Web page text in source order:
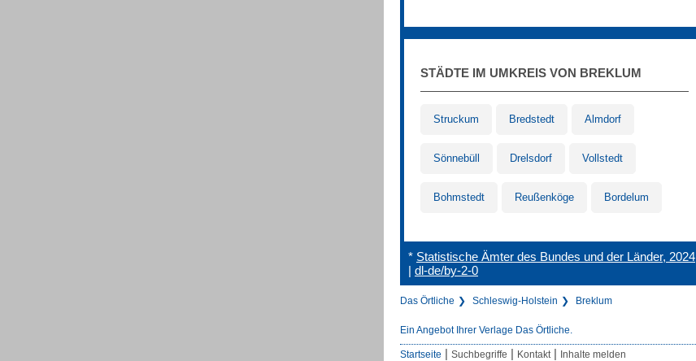
STÄDTE IM UMKREIS VON BREKLUM
Struckum Bredstedt Almdorf
Sönnebüll Drelsdorf Vollstedt
Bohmstedt Reußenköge Bordelum
* Statistische Ämter des Bundes und der Länder, 2024
| dl-de/by-2-0
Das Örtliche Schleswig-Holstein Breklum
Ein Angebot Ihrer Verlage Das Örtliche.
Startseite | Suchbegriffe | Kontakt | Inhalte melden